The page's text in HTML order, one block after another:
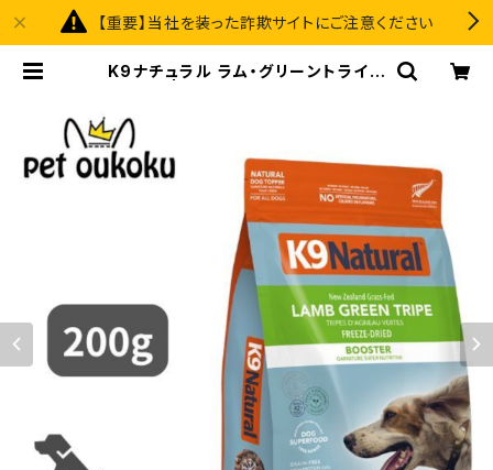
【重要】当社を装った詐欺サイトにご注意ください
K9ナチュラル ラム・グリーントライプ